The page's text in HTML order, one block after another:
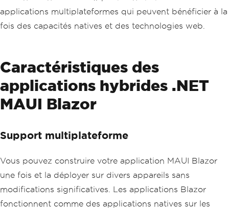
applications multiplateformes qui peuvent bénéficier à la
fois des capacités natives et des technologies web.
Caractéristiques des
applications hybrides .NET
MAUI Blazor
Support multiplateforme
Vous pouvez construire votre application MAUI Blazor
une fois et la déployer sur divers appareils sans
modifications significatives. Les applications Blazor
fonctionnent comme des applications natives sur les